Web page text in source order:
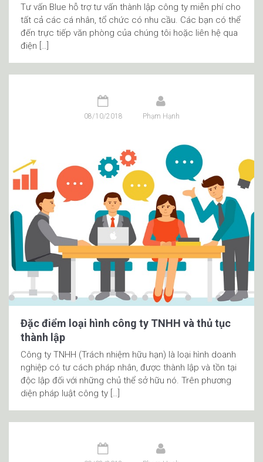
Tư vấn Blue hỗ trợ tư vấn thành lập công ty miễn phí cho
tất cả các cá nhân, tổ chức có nhu cầu. Các bạn có thể
đến trực tiếp văn phòng của chúng tôi hoặc liên hệ qua
điện […]
08/10/2018 Phạm Hạnh
Đặc điểm loại hình công ty TNHH và thủ tục
thành lập
Công ty TNHH (Trách nhiệm hữu hạn) là loại hình doanh
nghiệp có tư cách pháp nhân, được thành lập và tồn tại
độc lập đối với những chủ thể sở hữu nó. Trên phương
diện pháp luật công ty […]